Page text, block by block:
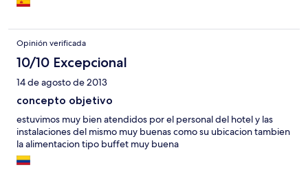
Opinión verificada
10/10 Excepcional
14 de agosto de 2013
concepto objetivo
estuvimos muy bien atendidos por el personal del hotel y las
instalaciones del mismo muy buenas como su ubicacion tambien
la alimentacion tipo buffet muy buena